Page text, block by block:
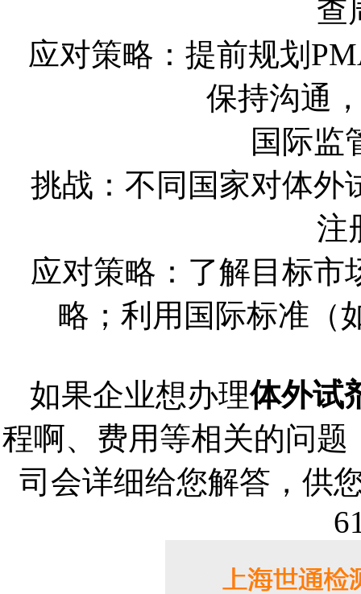
查
应对策略：提前规划
保持沟通
国际监
挑战：不同国家对体外
注
应对策略：了解目标市
略；利用国际标准（
如果企业想办理体外试
程啊、费用等相关的问
司会详细给您解答，供